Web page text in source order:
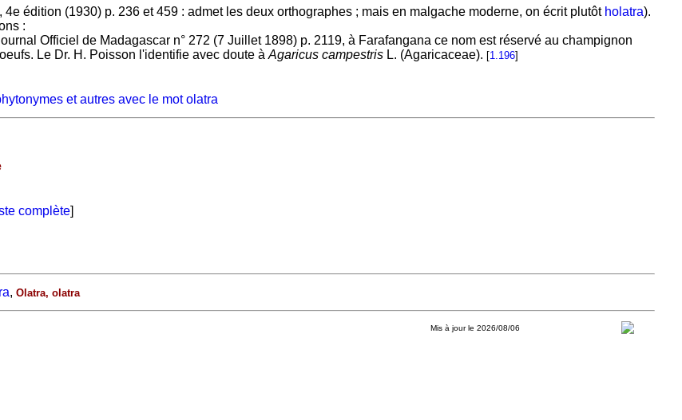
édition (1930) p. 236 et 459 : admet les deux orthographes ; mais en malgache moderne, on écrit plutôt holatra).
:
Officiel de Madagascar n° 272 (7 Juillet 1898) p. 2119, à Farafangana ce nom est réservé au champignon
Le Dr. H. Poisson l'identifie avec doute à Agaricus campestrisL. (Agaricaceae). [1.196]
et autres avec le mot olatra
complète]
, Olatra, olatra
Mis à jour le 2026/08/06